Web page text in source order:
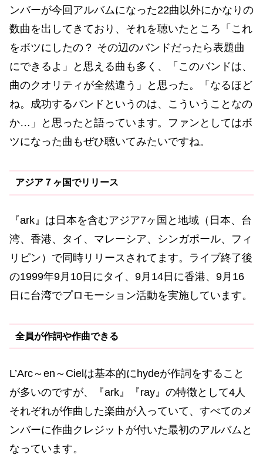
ンバーが今回アルバムになった22曲以外にかなりの
数曲を出してきており、それを聴いたところ「これ
をボツにしたの？ その辺のバンドだったら表題曲
にできるよ」と思える曲も多く、「このバンドは、
曲のクオリティが全然違う」と思った。「なるほど
ね。成功するバンドというのは、こういうことなの
か…」と思ったと語っています。ファンとしてはボ
ツになった曲もぜひ聴いてみたいですね。
アジア７ヶ国でリリース
『ark』は日本を含むアジア7ヶ国と地域（日本、台
湾、香港、タイ、マレーシア、シンガポール、フィ
リピン）で同時リリースされてます。ライブ終了後
の1999年9月10日にタイ、9月14日に香港、9月16
日に台湾でプロモーション活動を実施しています。
全員が作詞や作曲できる
L’Arc～en～Cielは基本的にhydeが作詞をすること
が多いのですが、『ark』『ray』の特徴として4人
それぞれが作曲した楽曲が入っていて、すべてのメ
ンバーに作曲クレジットが付いた最初のアルバムと
なっています。